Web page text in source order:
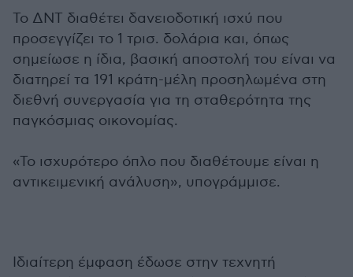
Το ΔΝΤ διαθέτει δανειοδοτική ισχύ που
προσεγγίζει το 1 τρισ. δολάρια και, όπως
σημείωσε η ίδια, βασική αποστολή του είναι να
διατηρεί τα 191 κράτη-μέλη προσηλωμένα στη
διεθνή συνεργασία για τη σταθερότητα της
παγκόσμιας οικονομίας.
«Το ισχυρότερο όπλο που διαθέτουμε είναι η
αντικειμενική ανάλυση», υπογράμμισε.
Ιδιαίτερη έμφαση έδωσε στην τεχνητή